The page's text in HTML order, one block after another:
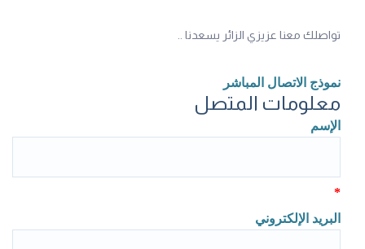
تواصلك معنا عزيزي الزائر يسعدنا ..
نموذج الاتصال المباشر
معلومات المتصل
الإسم
*
البريد الإلكتروني